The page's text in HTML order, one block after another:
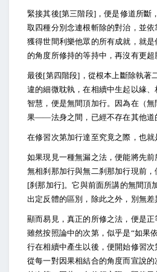
緊接其後[第三階段]，便是修道所斷
取四種分別念連根斬除的對治，並
獲得世間利樂他眾的所有成就，就
的角度所修持的等持中，再沒有更超
最後[第四階段]，從根本上斷除執著
違的細微耽執，在相續中生起以緣、
智慧，便是無間頂加行。因為在（
果——法身之間，已經不存在其他道
在修習次第加行達至究竟之際，也就
如果現見一種無漏之法，便能將先
無相刹那加行與無二刹那加行現前
[刹那加行]。它與前面所講的無間頂
出定反體的區別，除此之外，別無差
顯而易見，真正的所修之法，便是正
雖然按照論中的次第，似乎是“如果
行在相續中產生以後，便開始修習
從每一對因果相結合的角度而宣說